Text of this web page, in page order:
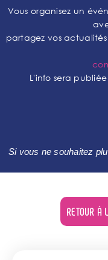
Vous organisez un
partagez vos
L'info sera
Si vous ne souhaitez
RETOUR À